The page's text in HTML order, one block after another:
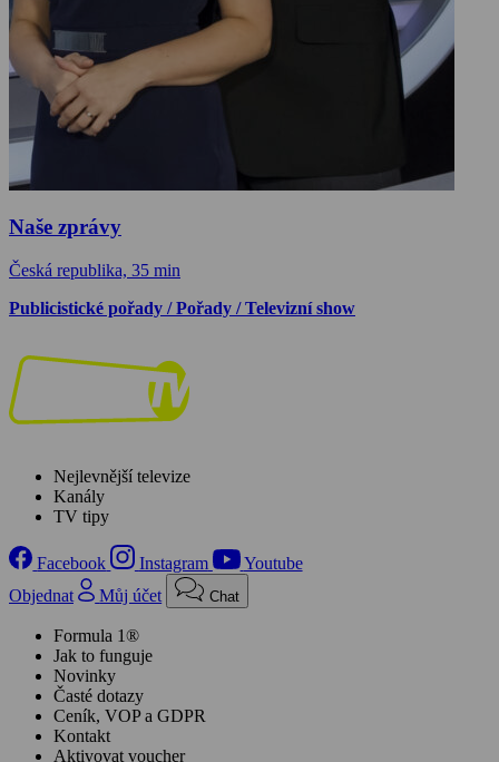
Naše zprávy
Česká republika, 35 min
Publicistické pořady / Pořady / Televizní show
Nejlevnější televize
Kanály
TV tipy
Facebook Instagram
Youtube
Objednat
Můj účet Chat
Formula 1®
Jak to funguje
Novinky
Časté dotazy
Ceník, VOP a GDPR
Kontakt
Aktivovat voucher